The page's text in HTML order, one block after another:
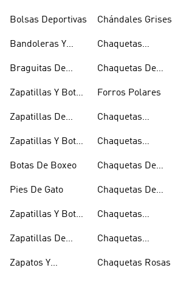
Bolsas Deportivas
Bandoleras Y
Hombro
Braguitas De
Zapatillas Y Botas
Zapatillas De
Zapatillas Y Botas
Botas De Boxeo
Pies De Gato
Zapatillas Y Botas
Zapatillas De
Zapatos Y
Chándales Grises
Chaquetas
Acolchados
Chaquetas De
Forros Polares
Chaquetas
Chaquetas
Chaquetas De
Chaquetas De
Chaquetas
Chaquetas
Chaquetas Rosas